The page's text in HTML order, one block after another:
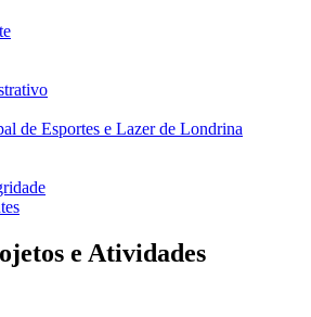
de Esportes e Lazer de Londrina
e Atividades